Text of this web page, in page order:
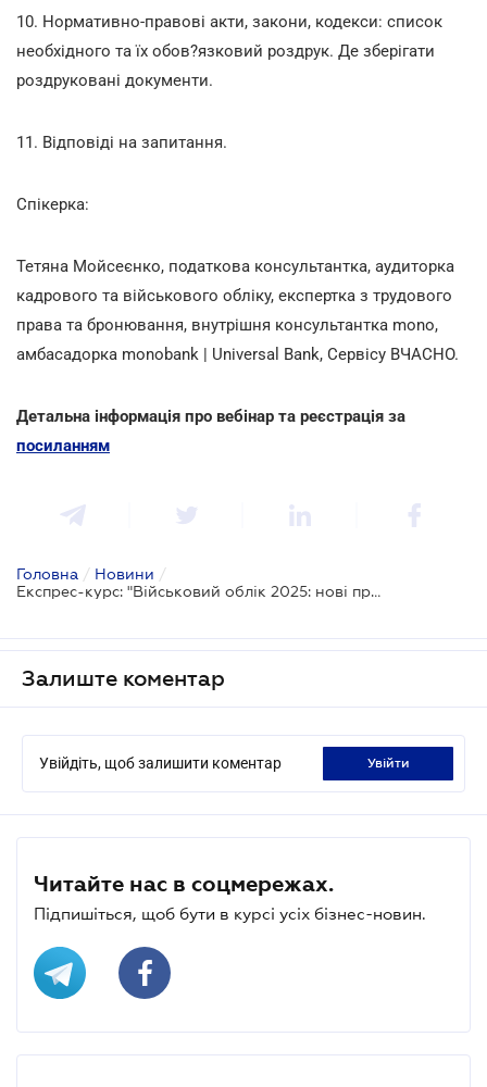
10. Нормативно-правові акти, закони, кодекси: список
необхідного та їх обов?язковий роздрук. Де зберігати
роздруковані документи.
11. Відповіді на запитання.
Спікерка:
Тетяна Мойсеєнко, податкова консультантка, аудиторка
кадрового та військового обліку, експертка з трудового
права та бронювання, внутрішня консультантка mono,
амбасадорка monobank | Universal Bank, Сервісу ВЧАСНО.
Детальна інформація про вебінар та реєстрація за
посиланням
Головна / Новини /
Експрес-курс: "Військовий облік 2025: нові правила та списки з 31 липня - переходимо правильно!"
Залиште коментар
Увійдіть, щоб залишити коментар увійти
Читайте нас в соцмережах.
Підпишіться, щоб бути в курсі усіх бізнес-новин.